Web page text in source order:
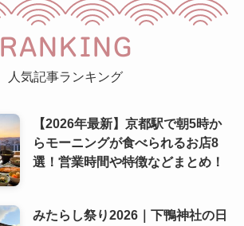
RANKING
人気記事ランキング
【2026年最新】京都駅で朝5時か
らモーニングが食べられるお店8
選！営業時間や特徴などまとめ！
みたらし祭り2026｜下鴨神社の日